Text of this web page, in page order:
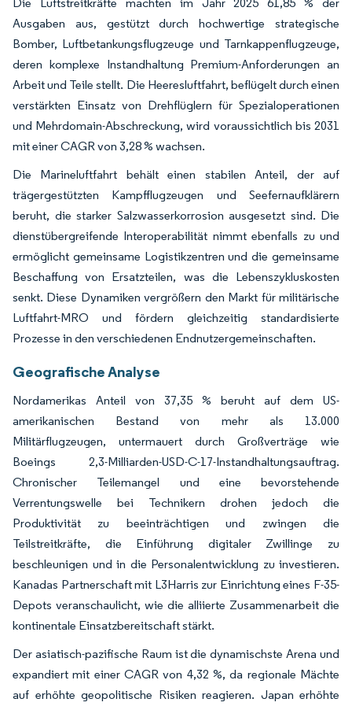
Ausgaben aus, gestützt durch hochwertige strategische
Bomber, Luftbetankungsflugzeuge und Tarnkappenflugzeuge,
deren komplexe Instandhaltung Premium-Anforderungen an
Arbeit und Teile stellt. Die Heeresluftfahrt, beflügelt durch einen
verstärkten Einsatz von Drehflüglern für Spezialoperationen
und Mehrdomain-Abschreckung, wird voraussichtlich bis 2031
mit einer CAGR von 3,28 % wachsen.
Die Marineluftfahrt behält einen stabilen Anteil, der auf
trägergestützten Kampfflugzeugen und Seefernaufklärern
beruht, die starker Salzwasserkorrosion ausgesetzt sind. Die
dienstübergreifende Interoperabilität nimmt ebenfalls zu und
ermöglicht gemeinsame Logistikzentren und die gemeinsame
Beschaffung von Ersatzteilen, was die Lebenszykluskosten
senkt. Diese Dynamiken vergrößern den Markt für militärische
Luftfahrt-MRO und fördern gleichzeitig standardisierte
Prozesse in den verschiedenen Endnutzergemeinschaften.
Geografische Analyse
Nordamerikas Anteil von 37,35 % beruht auf dem US-
amerikanischen Bestand von mehr als 13.000
Militärflugzeugen, untermauert durch Großverträge wie
Boeings 2,3-Milliarden-USD-C-17-Instandhaltungsauftrag.
Chronischer Teilemangel und eine bevorstehende
Verrentungswelle bei Technikern drohen jedoch die
Produktivität zu beeinträchtigen und zwingen die
Teilstreitkräfte, die Einführung digitaler Zwillinge zu
beschleunigen und in die Personalentwicklung zu investieren.
Kanadas Partnerschaft mit L3Harris zur Einrichtung eines F-35-
Depots veranschaulicht, wie die alliierte Zusammenarbeit die
kontinentale Einsatzbereitschaft stärkt.
Der asiatisch-pazifische Raum ist die dynamischste Arena und
expandiert mit einer CAGR von 4,32 %, da regionale Mächte
auf erhöhte geopolitische Risiken reagieren. Japan erhöhte